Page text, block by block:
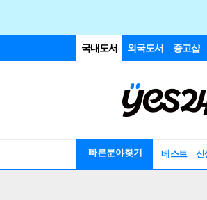
국내도서 외국도서 중고샵
빠른분야찾기 베스트 신